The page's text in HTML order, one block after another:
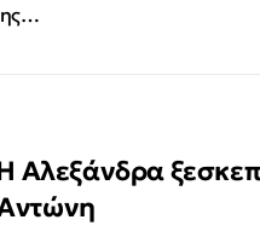
Αλεξάνδρα